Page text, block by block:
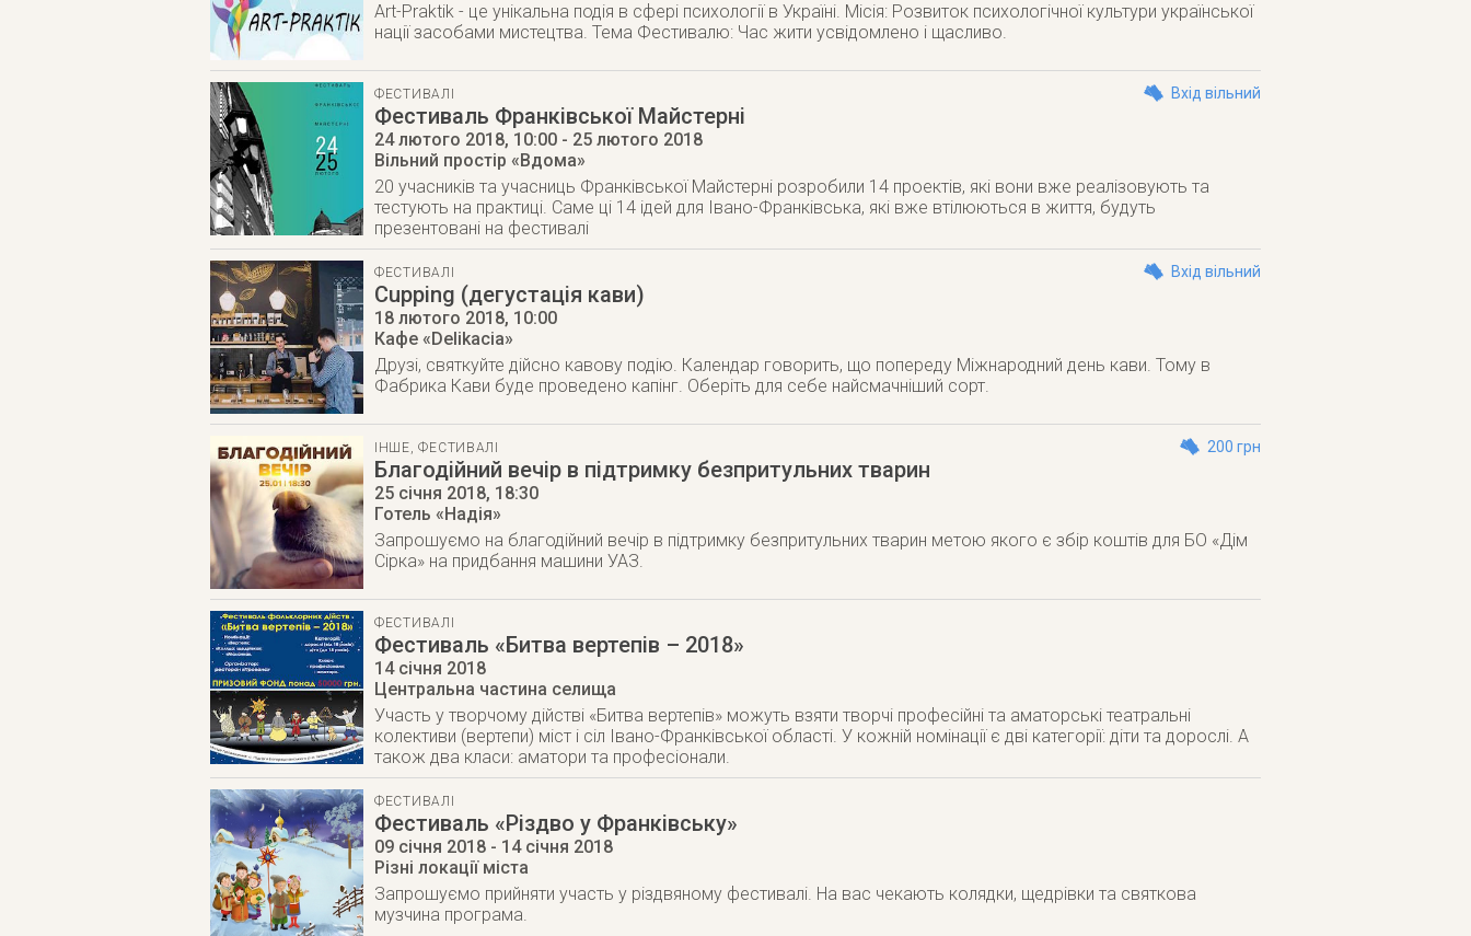
Аrt-Praktik - це унікальна подія в сфері психології в Україні. Місія: Розвиток психологічної культури української
нації засобами мистецтва. Тема Фестивалю: Час жити усвідомлено і щасливо.
ФЕСТИВАЛІ Вхід вільний
Фестиваль Франківської Майстерні
24 лютого 2018, 10:00 - 25 лютого 2018
Вільний простір «Вдома»
20 учасників та учасниць Франківської Майстерні розробили 14 проектів, які вони вже реалізовують та
тестують на практиці. Саме ці 14 ідей для Івано-Франківська, які вже втілюються в життя, будуть
презентовані на фестивалі
ФЕСТИВАЛІ Вхід вільний
Cupping (дегустація кави)
18 лютого 2018, 10:00
Кафе «Delikacia»
Друзі, святкуйте дійсно кавову подію. Календар говорить, що попереду Міжнародний день кави. Тому в
Фабрика Кави буде проведено капінг. Оберіть для себе найсмачніший сорт.
ІНШЕ,ФЕСТИВАЛІ 200 грн
Благодійний вечір в підтримку безпритульних тварин
25 січня 2018, 18:30
Готель «Надія»
Запрошуємо на благодійний вечір в підтримку безпритульних тварин метою якого є збір коштів для БО «Дім
Сірка» на придбання машини УАЗ.
ФЕСТИВАЛІ
Фестиваль «Битва вертепів – 2018»
14 січня 2018
Центральна частина селища
Участь у творчому дійстві «Битва вертепів» можуть взяти творчі професійні та аматорські театральні
колективи (вертепи) міст і сіл Івано-Франківської області. У кожній номінації є дві категорії: діти та дорослі. А
також два класи: аматори та професіонали.
ФЕСТИВАЛІ
Фестиваль «Різдво у Франківську»
09 січня 2018 - 14 січня 2018
Різні локації міста
Запрошуємо прийняти участь у різдвяному фестивалі. На вас чекають колядки, щедрівки та святкова
музчина програма.